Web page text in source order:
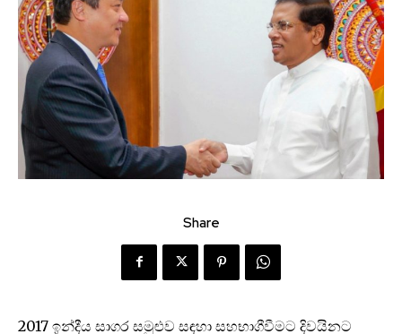
Share
2017 ඉන්දීය සාගර සමුළුව සඳහා සහභාගීවීමට දිවයිනට